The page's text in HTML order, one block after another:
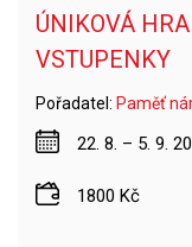
ÚNIKOVÁ
VSTUPENKY
Pořadatel: Paměť
22. 8. – 5. 9.
1800 Kč